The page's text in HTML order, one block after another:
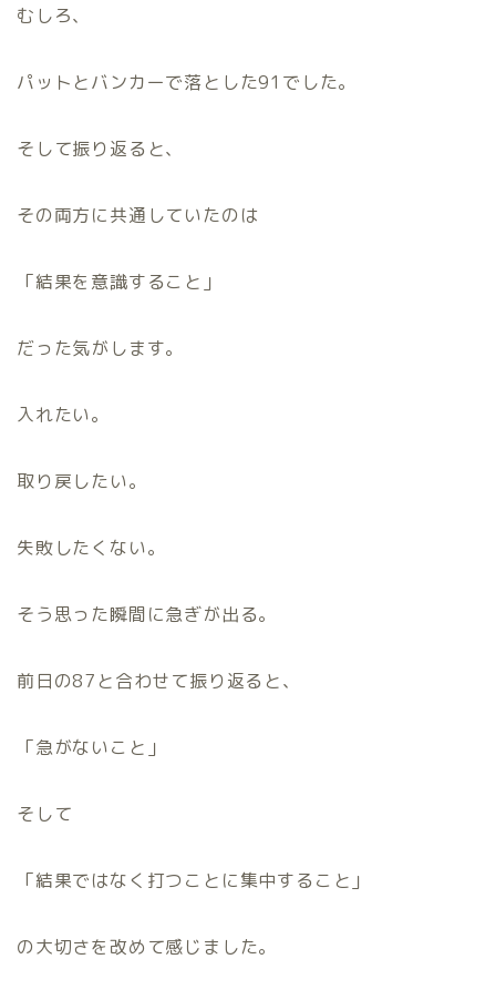
むしろ、
パットとバンカーで落とした91でした。
そして振り返ると、
その両方に共通していたのは
「結果を意識すること」
だった気がします。
入れたい。
取り戻したい。
失敗したくない。
そう思った瞬間に急ぎが出る。
前日の87と合わせて振り返ると、
「急がないこと」
そして
「結果ではなく打つことに集中すること」
の大切さを改めて感じました。